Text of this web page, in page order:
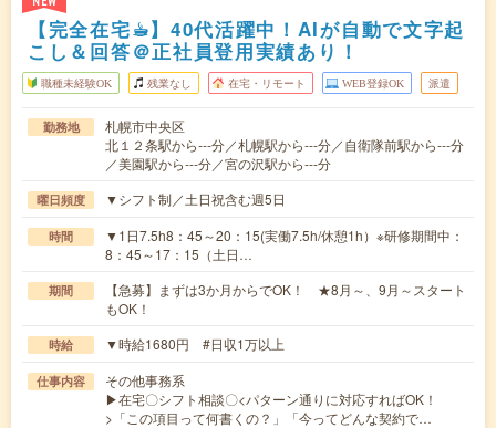
【完全在宅☕︎】40代活躍中！AIが自動で文字起
こし＆回答＠正社員登用実績あり！
職種未経験OK 残業なし 在宅・リモート WEB登録OK 派遣
勤務地
札幌市中央区
北１２条駅から---分／札幌駅から---分／自衛隊前駅から---分
／美園駅から---分／宮の沢駅から---分
曜日頻度 ▼シフト制／土日祝含む週5日
時間
▼1日7.5h8：45～20：15(実働7.5h/休憩1h）※研修期間中：
8：45～17：15（土日…
期間
【急募】まずは3か月からでOK！ ★8月～、9月～スタート
もOK！
時給 ▼時給1680円 #日収1万以上
仕事内容
その他事務系
▶在宅〇シフト相談〇<パターン通りに対応すればOK！
>「この項目って何書くの？」「今ってどんな契約で…